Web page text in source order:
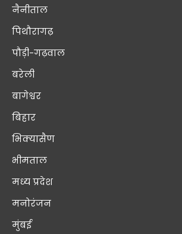
नैनीताल
पिथौरागढ़
पौड़ी-गढ़वाल
बरेली
बागेश्वर
बिहार
भिक्यासैण
भीमताल
मध्य प्रदेश
मनोरंजन
मुंबई